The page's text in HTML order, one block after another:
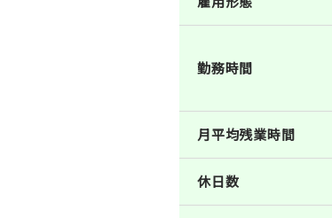
勤務時間
月平均残業時間
休日数